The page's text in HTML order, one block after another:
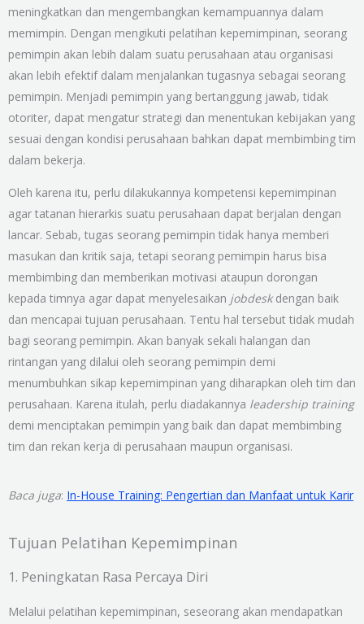
meningkatkan dan mengembangkan kemampuannya dalam
memimpin. Dengan mengikuti pelatihan kepemimpinan, seorang
pemimpin akan lebih dalam suatu perusahaan atau organisasi
akan lebih efektif dalam menjalankan tugasnya sebagai seorang
pemimpin. Menjadi pemimpin yang bertanggung jawab, tidak
otoriter, dapat mengatur strategi dan menentukan kebijakan yang
sesuai dengan kondisi perusahaan bahkan dapat membimbing tim
dalam bekerja.
Oleh karena itu, perlu dilakukannya kompetensi kepemimpinan
agar tatanan hierarkis suatu perusahaan dapat berjalan dengan
lancar. Sebab, tugas seorang pemimpin tidak hanya memberi
masukan dan kritik saja, tetapi seorang pemimpin harus bisa
membimbing dan memberikan motivasi ataupun dorongan
kepada timnya agar dapat menyelesaikan jobdeskdengan baik
dan mencapai tujuan perusahaan. Tentu hal tersebut tidak mudah
bagi seorang pemimpin. Akan banyak sekali halangan dan
rintangan yang dilalui oleh seorang pemimpin demi
menumbuhkan sikap kepemimpinan yang diharapkan oleh tim dan
perusahaan. Karena itulah, perlu diadakannya leadership training
demi menciptakan pemimpin yang baik dan dapat membimbing
tim dan rekan kerja di perusahaan maupun organisasi.
Baca juga: In-House Training: Pengertian dan Manfaat untuk Karir
Tujuan Pelatihan Kepemimpinan
1. Peningkatan Rasa Percaya Diri
Melalui pelatihan kepemimpinan, seseorang akan mendapatkan